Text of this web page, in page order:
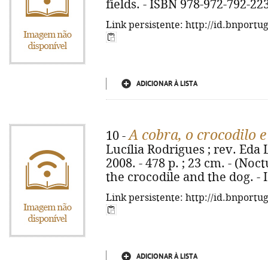
fields. - ISBN 978-972-792-
Link persistente: http://
ADICIONAR À LISTA
10 -A cobra, o crocodilo
Lucília Rodrigues ; rev. Eda
2008. - 478 p. ; 23 cm. -
the crocodile and the dog. -
Link persistente: http://
ADICIONAR À LISTA